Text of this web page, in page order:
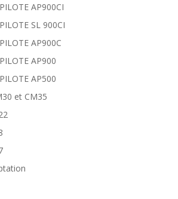
AP900CI
SL 900CI
AP900C
AP900
AP500
et CM35